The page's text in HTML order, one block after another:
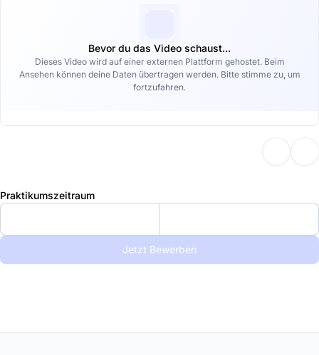
Bevor du das Video schaust...
Dieses Video wird auf einer externen Plattform gehostet. Beim
Ansehen können deine Daten übertragen werden. Bitte stimme zu, um
fortzufahren.
Praktikumszeitraum
Jetzt Bewerben